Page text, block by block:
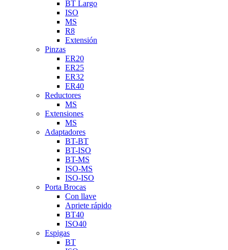
BT Largo
ISO
MS
R8
Extensión
Pinzas
ER20
ER25
ER32
ER40
Reductores
MS
Extensiones
MS
Adaptadores
BT-BT
BT-ISO
BT-MS
ISO-MS
ISO-ISO
Porta Brocas
Con llave
Apriete rápido
BT40
ISO40
Espigas
BT